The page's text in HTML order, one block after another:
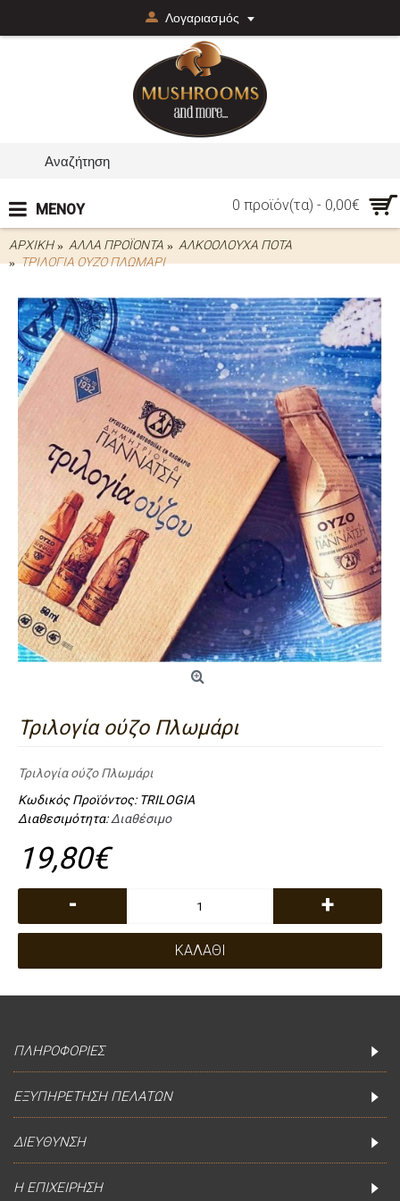
Λογαριασμός
0 προϊόν(τα) - 0,00€
ΜΕΝΟΥ
ΑΡΧΙΚΉ ΑΛΛΑ ΠΡΟΪΌΝΤΑ
ΑΛΚΟΟΛΟΥΧΑ ΠΟΤΑ
ΤΡΙΛΟΓΊΑ ΟΎΖΟ ΠΛΩΜΆΡΙ
Τριλογία ούζο Πλωμάρι
Τριλογία ούζο Πλωμάρι
Κωδικός Προϊόντος: TRILOGIA
Διαθεσιμότητα:Διαθέσιμο
19,80€
- +
ΚΑΛΆΘΙ
ΠΛΗΡΟΦΟΡΊΕΣ
ΕΞΥΠΗΡΈΤΗΣΗ ΠΕΛΑΤΏΝ
ΔΙΕΎΘΥΝΣΗ
Η ΕΠΙΧΕΊΡΗΣΗ